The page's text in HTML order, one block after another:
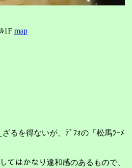
1F map
るを得ないが、ﾃﾞﾌｫの「松馬ﾗｰﾒ
てはかなり違和感のあるもので、